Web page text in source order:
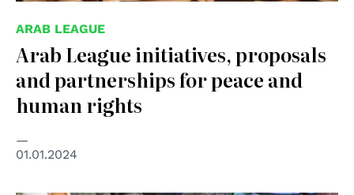
ARAB LEAGUE
Arab League initiatives, proposals
and partnerships for peace and
human rights
01.01.2024